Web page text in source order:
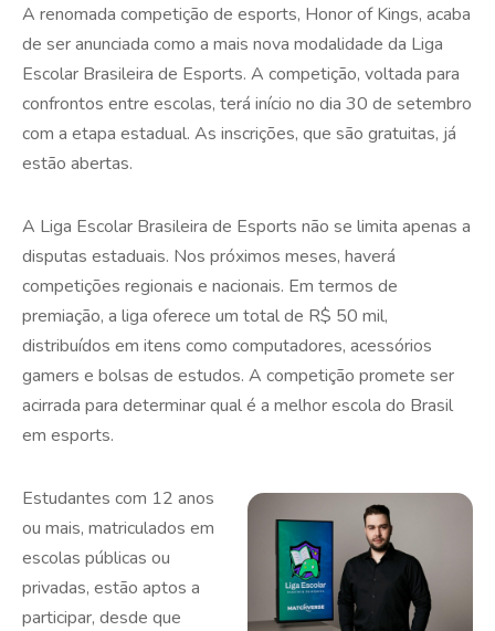
A renomada competição de esports, Honor of Kings, acaba
de ser anunciada como a mais nova modalidade da Liga
Escolar Brasileira de Esports. A competição, voltada para
confrontos entre escolas, terá início no dia 30 de setembro
com a etapa estadual. As inscrições, que são gratuitas, já
estão abertas.
A Liga Escolar Brasileira de Esports não se limita apenas a
disputas estaduais. Nos próximos meses, haverá
competições regionais e nacionais. Em termos de
premiação, a liga oferece um total de R$ 50 mil,
distribuídos em itens como computadores, acessórios
gamers e bolsas de estudos. A competição promete ser
acirrada para determinar qual é a melhor escola do Brasil
em esports.
Estudantes com 12 anos
ou mais, matriculados em
escolas públicas ou
privadas, estão aptos a
participar, desde que